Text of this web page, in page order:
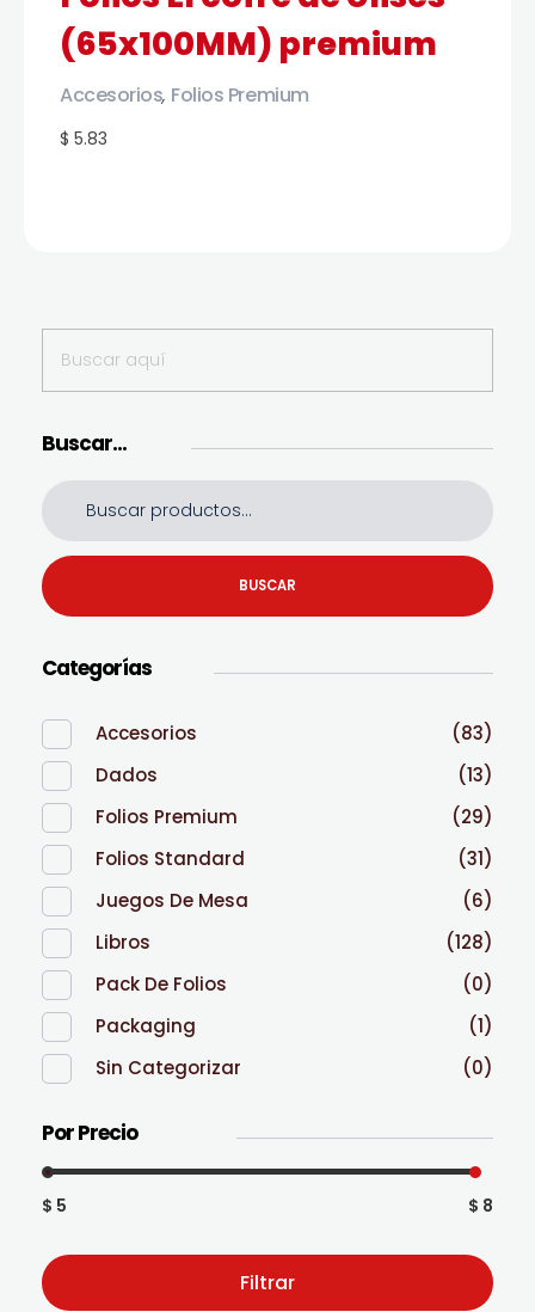
(65x100MM) premium
$ 5.83
Accesorios, Folios Premium
Buscar…
BUSCAR
Categorías
Accesorios
(83)
Dados
(13)
Folios Premium
(29)
Folios Standard
(31)
Juegos De Mesa
(6)
Libros
(128)
Pack De Folios
(0)
Packaging
(1)
Sin Categorizar
(0)
Por Precio
$ 5 $ 8
Filtrar